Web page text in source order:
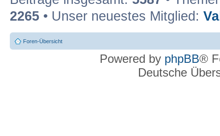
2265 • Unser neuestes Mitglied:
Foren-Übersicht
Powered by phpBB®
Deutsche